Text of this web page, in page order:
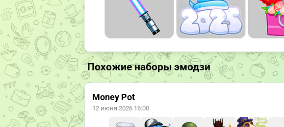
Похожие наборы эмодзи
Money Pot
12 июня 2026 16:00